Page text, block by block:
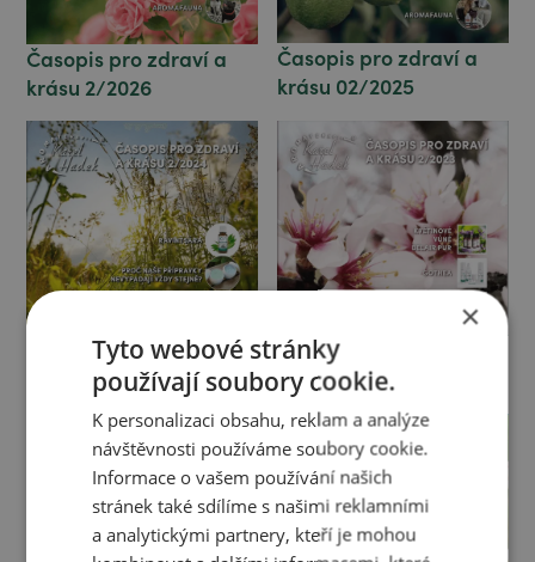
Časopis pro zdraví a
krásu 2/2026
Časopis pro zdraví a
krásu 02/2025
Časopis pro zdraví a
krásu 02/2024
Časopis pro zdraví a
krásu 02/2023
×
Tyto webové stránky
používají soubory cookie.
K personalizaci obsahu, reklam a analýze
návštěvnosti používáme soubory cookie.
Informace o vašem používání našich
stránek také sdílíme s našimi reklamními
a analytickými partnery, kteří je mohou